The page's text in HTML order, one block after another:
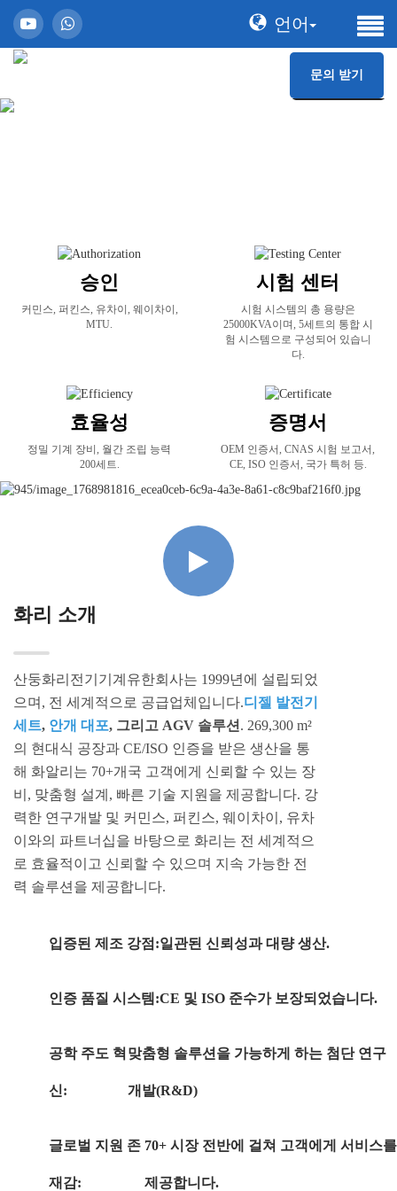
언어
문의 받기
승인
커민스, 퍼킨스, 유차이, 웨이차이,
MTU.
시험 센터
시험 시스템의 총 용량은
25000KVA이며, 5세트의 통합 시
험 시스템으로 구성되어 있습니
다.
효율성
정밀 기계 장비, 월간 조립 능력
200세트.
증명서
OEM 인증서, CNAS 시험 보고서,
CE, ISO 인증서, 국가 특허 등.
화리 소개
산둥화리전기기계유한회사는 1999년에 설립되었
으며, 전 세계적으로 공급업체입니다.디젤 발전기
세트, 안개 대포, 그리고 AGV 솔루션 . 269,300 m²
의 현대식 공장과 CE/ISO 인증을 받은 생산을 통
해 화알리는 70+개국 고객에게 신뢰할 수 있는 장
비, 맞춤형 설계, 빠른 기술 지원을 제공합니다. 강
력한 연구개발 및 커민스, 퍼킨스, 웨이차이, 유차
이와의 파트너십을 바탕으로 화리는 전 세계적으
로 효율적이고 신뢰할 수 있으며 지속 가능한 전
력 솔루션을 제공합니다.
입증된 제조 강점:일관된 신뢰성과 대량 생산.
인증 품질 시스템:CE 및 ISO 준수가 보장되었습니다.
공학 주도 혁
신:
맞춤형 솔루션을 가능하게 하는 첨단 연구
개발(R&D)
글로벌 지원 존
재감:
70+ 시장 전반에 걸쳐 고객에게 서비스를
제공합니다.